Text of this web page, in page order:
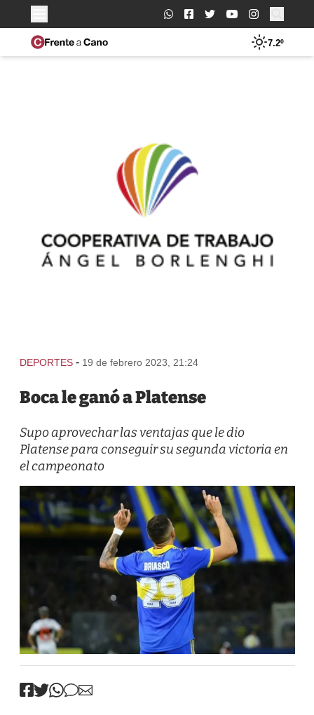
Buscar:
7.2º
DEPORTES - 19 de febrero 2023, 21:24
Boca le ganó a Platense
Supo aprovechar las ventajas que le dio
Platense para conseguir su segunda victoria en
el campeonato